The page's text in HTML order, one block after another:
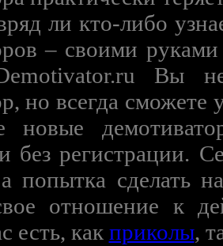
ли кто-либо
– своими
Вы
но всегда сможете
новые
без регистрации.
а попытка
отношение к
есть, как приколы,